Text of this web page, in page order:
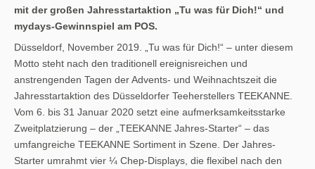
mit der großen Jahresstartaktion „Tu was für Dich!“ und
mydays-Gewinnspiel am POS.
Düsseldorf, November 2019. „Tu was für Dich!“ – unter diesem
Motto steht nach den traditionell ereignisreichen und
anstrengenden Tagen der Advents- und Weihnachtszeit die
Jahresstartaktion des Düsseldorfer Teeherstellers TEEKANNE.
Vom 6. bis 31 Januar 2020 setzt eine aufmerksamkeitsstarke
Zweitplatzierung – der „TEEKANNE Jahres-Starter“ – das
umfangreiche TEEKANNE Sortiment in Szene. Der Jahres-
Starter umrahmt vier ¼ Chep-Displays, die flexibel nach den